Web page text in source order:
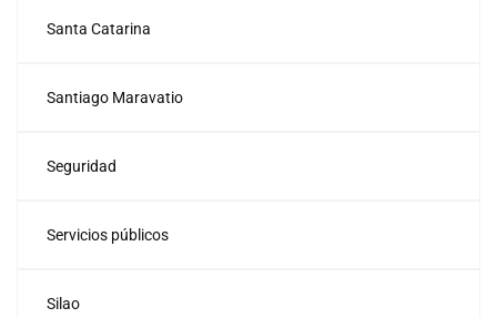
Santa Catarina
Santiago Maravatio
Seguridad
Servicios públicos
Silao